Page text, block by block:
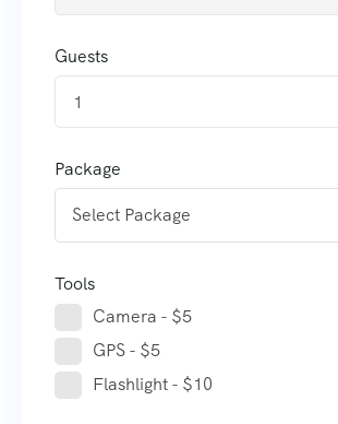
Guests
1
Package
Tools
Camera - $5
GPS - $5
Flashlight - $10